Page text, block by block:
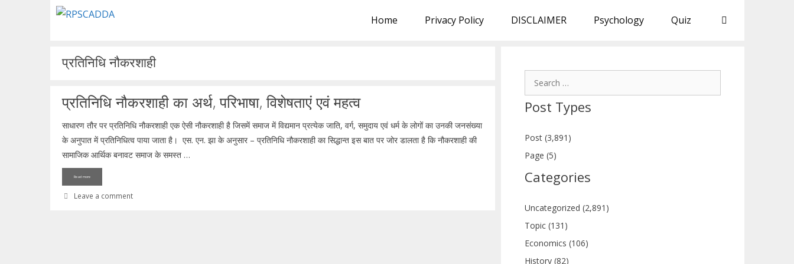
Home Privacy Policy DISCLAIMER Psychology Quiz
प्रतिनिधि नौकरशाही
प्रतिनिधि नौकरशाही का अर्थ, परिभाषा, विशेषताएं एवं महत्व
साधारण तौर पर प्रतिनिधि नौकरशाही एक ऐसी नौकरशाही है जिसमें समाज में विद्यमान प्रत्येक जाति, वर्ग, समुदाय एवं धर्म के लोगों का उनकी जनसंख्या
के अनुपात में प्रतिनिधित्व पाया जाता है। एस. एन. झा के अनुसार – प्रतिनिधि नौकरशाही का सिद्धान्त इस बात पर जोर डालता है कि नौकरशाही की
सामाजिक आर्थिक बनावट समाज के समस्त …
Read more
Leave a comment
Post Types
Post (3,891)
Page (5)
Categories
Uncategorized (2,891)
Topic (131)
Economics (106)
History (82)